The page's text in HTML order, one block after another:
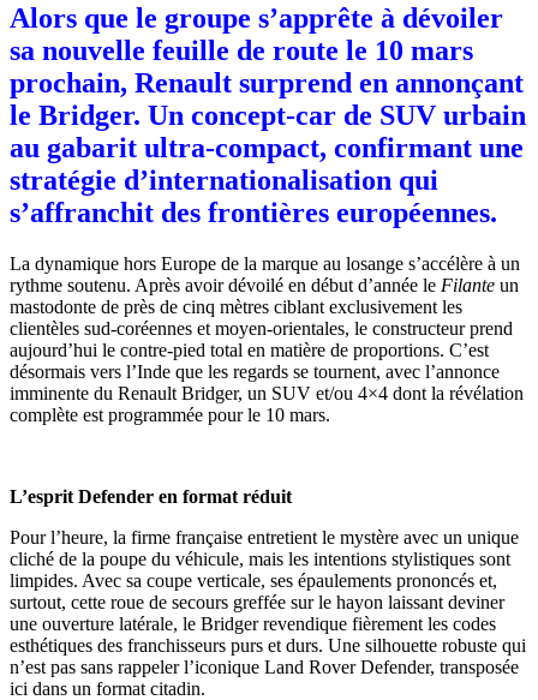
Alors que le groupe s’apprête à dévoiler
sa nouvelle feuille de route le 10 mars
prochain, Renault surprend en annonçant
le Bridger. Un concept-car de SUV urbain
au gabarit ultra-compact, confirmant une
stratégie d’internationalisation qui
s’affranchit des frontières européennes.
La dynamique hors Europe de la marque au losange s’accélère à un
rythme soutenu. Après avoir dévoilé en début d’année le Filante un
mastodonte de près de cinq mètres ciblant exclusivement les
clientèles sud-coréennes et moyen-orientales, le constructeur prend
aujourd’hui le contre-pied total en matière de proportions. C’est
désormais vers l’Inde que les regards se tournent, avec l’annonce
imminente du Renault Bridger, un SUV et/ou 4×4 dont la révélation
complète est programmée pour le 10 mars.
L’esprit Defender en format réduit
Pour l’heure, la firme française entretient le mystère avec un unique
cliché de la poupe du véhicule, mais les intentions stylistiques sont
limpides. Avec sa coupe verticale, ses épaulements prononcés et,
surtout, cette roue de secours greffée sur le hayon laissant deviner
une ouverture latérale, le Bridger revendique fièrement les codes
esthétiques des franchisseurs purs et durs. Une silhouette robuste qui
n’est pas sans rappeler l’iconique Land Rover Defender, transposée
ici dans un format citadin.